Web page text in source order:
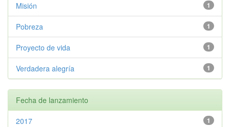
1
Misión
1
Pobreza
1
Proyecto de vida
1
Verdadera alegría
Fecha de lanzamiento
1
2017